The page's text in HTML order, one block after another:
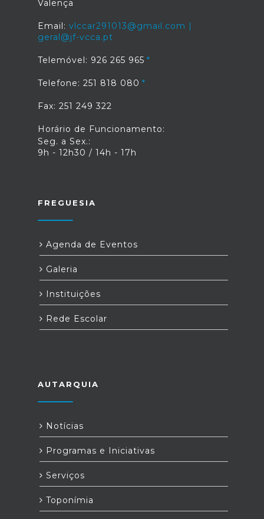
Valença
Email: vlccar291013@gmail.com |
geral@jf-vcca.pt
Telemóvel: 926 265 965
Telefone: 251 818 080
Fax: 251 249 322
Horário de Funcionamento:
Seg. a Sex.:
9h - 12h30 / 14h - 17h
FREGUESIA
Agenda de Eventos
Galeria
Instituições
Rede Escolar
AUTARQUIA
Notícias
Programas e Iniciativas
Serviços
Toponímia